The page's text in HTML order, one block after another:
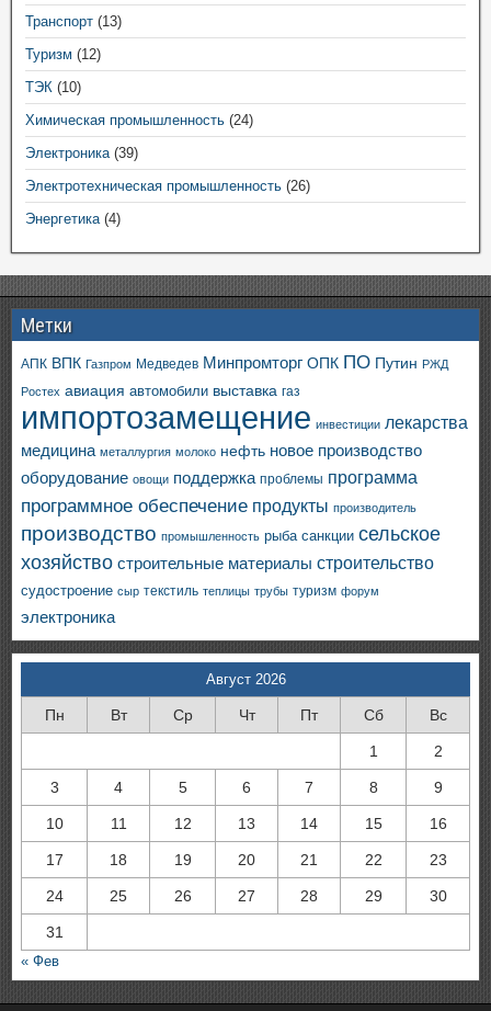
Транспорт (13)
Туризм (12)
ТЭК (10)
Химическая промышленность (24)
Электроника(39)
Электротехническая промышленность (26)
Энергетика(4)
Метки
АПК ВПК Газпром Медведев Минпромторг ОПК ПО Путин РЖД
Ростех авиация автомобили выставка газ
импортозамещение инвестиции лекарства
медицина металлургия молоко нефть новое производство
оборудование овощи поддержка проблемы программа
программное обеспечение продукты производитель
производство промышленность рыба санкции сельское
хозяйство строительные материалы строительство
судостроение сыр текстиль теплицы трубы туризм форум
электроника
Август 2026
Пн Вт Ср Чт Пт Сб Вс
1 2
3 4 5 6 7 8 9
10 11 12 13 14 15 16
17 18 19 20 21 22 23
24 25 26 27 28 29 30
31
« Фев